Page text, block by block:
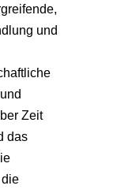
und
Zeit
das